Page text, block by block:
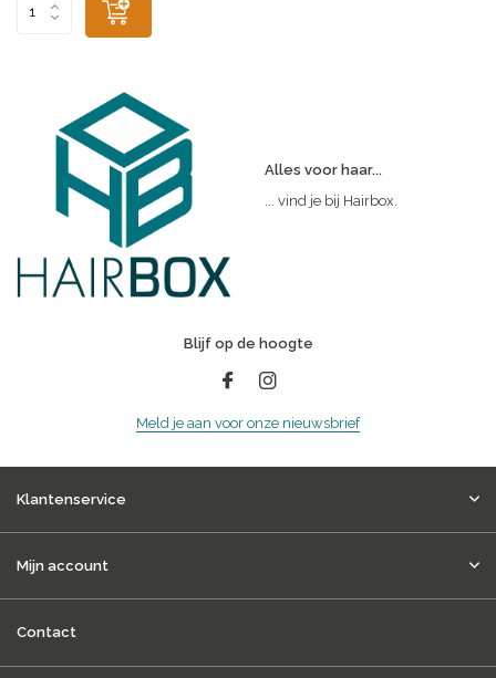
Alles voor haar...
... vind je bij Hairbox.
Blijf op de hoogte
Meld je aan voor onze nieuwsbrief
Klantenservice
Mijn account
Contact